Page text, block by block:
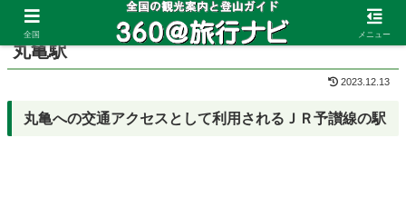
ホーム 香川県 丸亀
丸亀駅
2023.12.13
丸亀への交通アクセスとして利用されるＪＲ予讃線の駅
全国 メニュー